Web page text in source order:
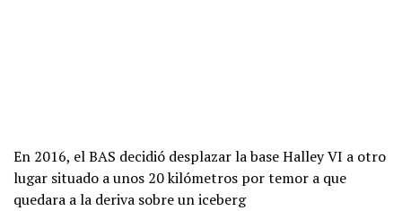
En 2016, el BAS decidió desplazar la base Halley VI a otro
lugar situado a unos 20 kilómetros por temor a que
quedara a la deriva sobre un iceberg